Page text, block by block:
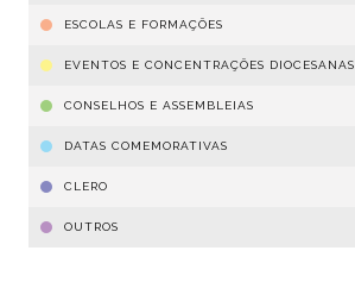
ESCOLAS E FORMAÇÕES
EVENTOS E CONCENTRAÇÕES DIOCESANAS
CONSELHOS E ASSEMBLEIAS
DATAS COMEMORATIVAS
CLERO
OUTROS